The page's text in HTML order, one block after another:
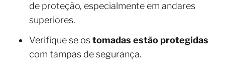
de proteção, especialmente em andares
superiores.
Verifique se ostomadas estão protegidas
com tampas de segurança.